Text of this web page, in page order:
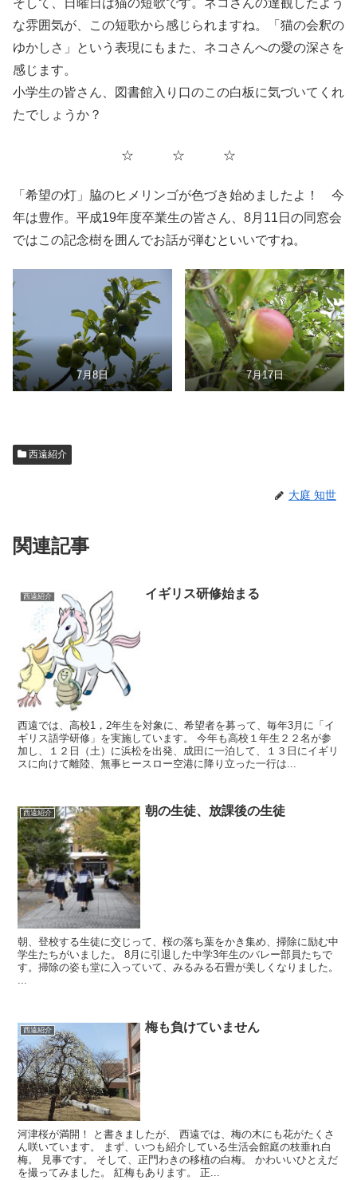
そして、日曜日は猫の短歌です。ネコさんの達観したよう
な雰囲気が、この短歌から感じられますね。「猫の会釈の
ゆかしさ」という表現にもまた、ネコさんへの愛の深さを
感じます。
小学生の皆さん、図書館入り口のこの白板に気づいてくれ
たでしょうか？
☆ ☆ ☆
「希望の灯」脇のヒメリンゴが色づき始めましたよ！ 今
年は豊作。平成19年度卒業生の皆さん、8月11日の同窓会
ではこの記念樹を囲んでお話が弾むといいですね。
7月8日 7月17日
西遠紹介
大庭 知世
関連記事
西遠紹介 イギリス研修始まる
西遠では、高校1，2年生を対象に、希望者を募って、毎年3月に「イ
ギリス語学研修」を実施しています。 今年も高校１年生２２名が参
加し、１２日（土）に浜松を出発、成田に一泊して、１３日にイギリ
スに向けて離陸、無事ヒースロー空港に降り立った一行は...
西遠紹介 朝の生徒、放課後の生徒
朝、登校する生徒に交じって、桜の落ち葉をかき集め、掃除に励む中
学生たちがいました。 8月に引退した中学3年生のバレー部員たちで
す。掃除の姿も堂に入っていて、みるみる石畳が美しくなりました。
...
西遠紹介 梅も負けていません
河津桜が満開！ と書きましたが、 西遠では、梅の木にも花がたくさ
ん咲いています。 まず、いつも紹介している生活会館庭の枝垂れ白
梅。 見事です。 そして、正門わきの移植の白梅。 かわいいひとえだ
を撮ってみました。 紅梅もあります。 正...